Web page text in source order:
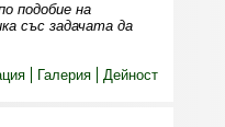
подобие на
със задачата да
Галерия Дейност